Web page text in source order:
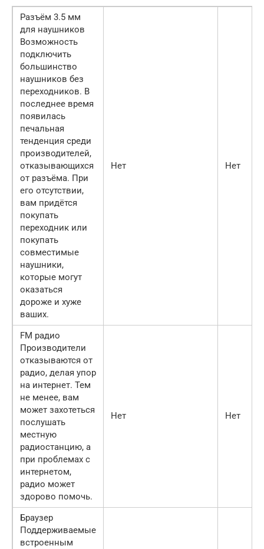
Разъём 3.5 мм
для наушников
Возможность
подключить
большинство
наушников без
переходников. В
последнее время
появилась
печальная
тенденция среди
производителей,
отказывающихся
от разъёма. При
его отсутствии,
вам придётся
покупать
переходник или
покупать
совместимые
наушники,
которые могут
оказаться
дороже и хуже
ваших.
Нет Нет
FM радио
Производители
отказываются от
радио, делая упор
на интернет. Тем
не менее, вам
может захотеться
послушать
местную
радиостанцию, а
при проблемах с
интернетом,
радио может
здорово помочь.
Нет Нет
Браузер
Поддерживаемые
встроенным